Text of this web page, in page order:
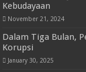
Kebudayaan
November 21, 2024
Dalam Tiga Bulan,
Korupsi
January 30, 2025